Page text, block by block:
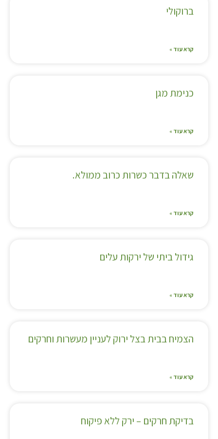
ברוקולי
קרא עוד »
כנימת מגן
קרא עוד »
שאלה בדבר כשרות כרוב ממולא.
קרא עוד »
גידול ביתי של ירקות עלים
קרא עוד »
הצמיח בבית בצל ירוק לעניין מעשרות וחרקים
קרא עוד »
בדיקת חרקים – ירק ללא פיקוח